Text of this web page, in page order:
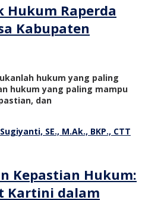
Raperda
Kabupaten
hukum yang paling
hukum yang paling mampu
dan
Kepastian Hukum:
Kartini dalam